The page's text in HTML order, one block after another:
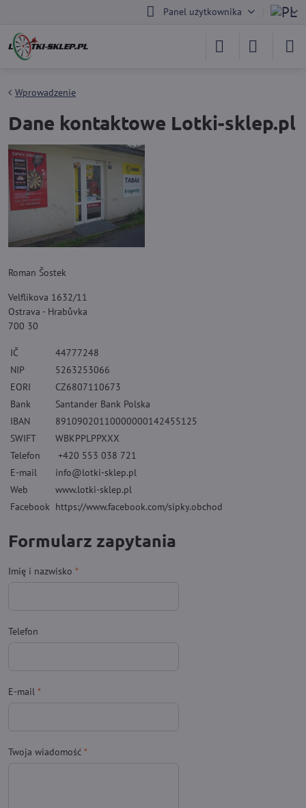
Panel użytkownika
Wprowadzenie
Dane kontaktowe Lotki-sklep.pl
Roman Šostek
Velflíkova 1632/11
Ostrava - Hrabůvka
700 30
IČ
44777248
NIP
5263253066
EORI
CZ6807110673
Bank
Santander Bank Polska
IBAN
89109020110000000142455125
SWIFT
WBKPPLPPXXX
Telefon
+420 553 038 721
E-mail
info@lotki-sklep.pl
Web
www.lotki-sklep.pl
Facebook https://www.facebook.com/sipky.obchod
Formularz zapytania
Imię i nazwisko *
Telefon
E-mail *
Twoja wiadomość *